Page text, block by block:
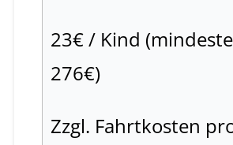
23€ / Kind
276€)
Zzgl. Fahrtkosten